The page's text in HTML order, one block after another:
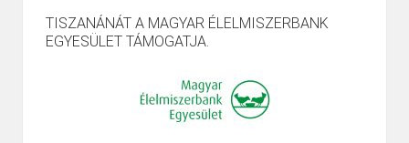
TISZANÁNÁT A MAGYAR ÉLELMISZERBANK
EGYESÜLET TÁMOGATJA.